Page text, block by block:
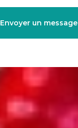
Envoyer un message